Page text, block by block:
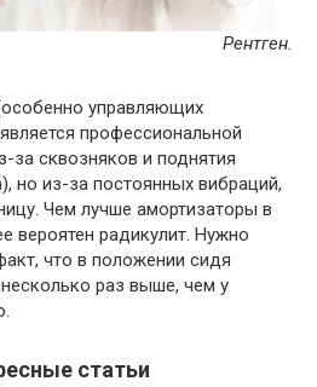
Рентген.
управляющих
профессиональной
за сквозняков и поднятия
но из-за постоянных вибраций,
Чем лучше амортизаторы в
вероятен радикулит. Нужно
что в положении сидя
раз выше, чем у
статьи